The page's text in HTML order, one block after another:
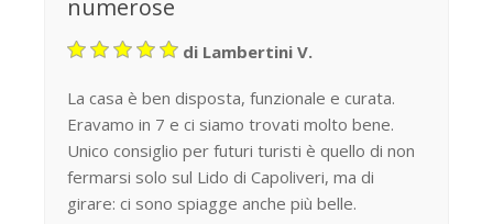
numerose
di Lambertini V.
La casa è ben disposta, funzionale e curata.
Eravamo in 7 e ci siamo trovati molto bene.
Unico consiglio per futuri turisti è quello di non
fermarsi solo sul Lido di Capoliveri, ma di
girare: ci sono spiagge anche più belle.